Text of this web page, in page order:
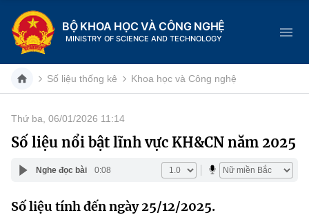
BỘ KHOA HỌC VÀ CÔNG NGHỆ
MINISTRY OF SCIENCE AND TECHNOLOGY
Danh mục
Trang chủ
Số liệu thống kê Khoa học và Công nghệ
Thứ ba, 06/01/2026 11:14
Số liệu nổi bật lĩnh vực KH&CN năm 2025
Nghe đọc bài 0:08
Số liệu tính đến ngày 25/12/2025.